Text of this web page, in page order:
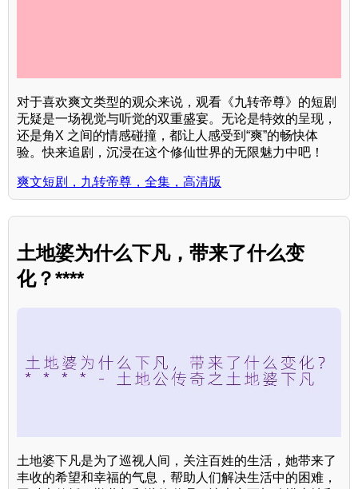
对于喜欢爽文类型的观众来说，观看《九转帝尊》的短剧
无疑是一场视觉与听觉的双重盛宴。无论是特效的呈现，
还是角X 之间的情感碰撞，都让人感受到“爽”的畅快体
验。快来追剧，沉浸在这个修仙世界的无限魅力中吧！
爽文短剧，九转帝尊，全集，高清版
土地婆为什么下凡，带来了什么变
化？****
土地婆下凡是为了巡视人间，关注百姓的生活，她带来了
丰收的希望和幸福的气息，帮助人们解决生活中的困难，